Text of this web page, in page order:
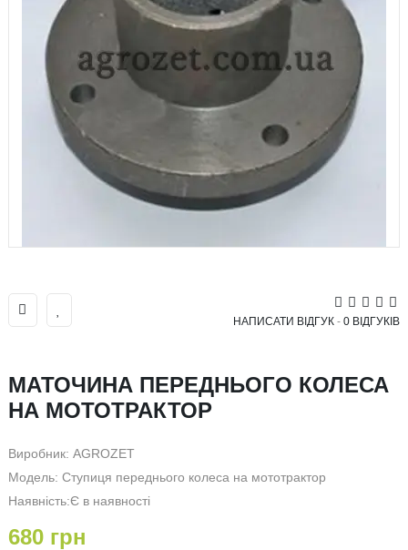
НАПИСАТИ ВІДГУК - 0 ВІДГУКІВ
МАТОЧИНА ПЕРЕДНЬОГО КОЛЕСА
НА МОТОТРАКТОР
Виробник: AGROZET
Модель: Ступиця переднього колеса на мототрактор
Наявність:Є в наявності
680 грн